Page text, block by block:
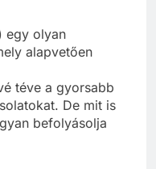
egy olyan
alapvetően
téve a gyorsabb
De mit is
befolyásolja